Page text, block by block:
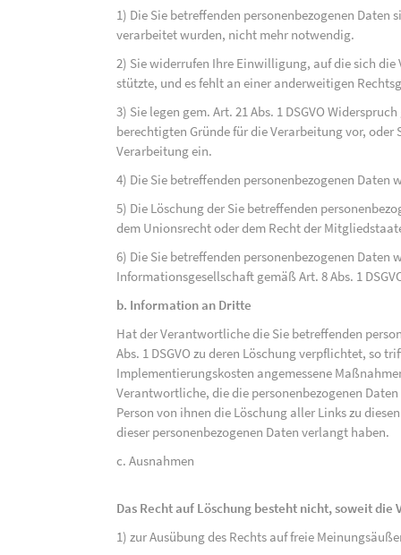
1) Die Sie betreffenden personenbezogenen Daten
verarbeitet wurden, nicht mehr notwendig.
2) Sie widerrufen Ihre Einwilligung, auf die sich die
stützte, und es fehlt an einer anderweitigen
3) Sie legen gem. Art. 21 Abs. 1 DSGVO
berechtigten Gründe für die Verarbeitung vor, oder
Verarbeitung ein.
4) Die Sie betreffenden personenbezogenen
5) Die Löschung der Sie betreffenden
dem Unionsrecht oder dem Recht der
6) Die Sie betreffenden personenbezogenen Daten
Informationsgesellschaft gemäß Art. 8 Abs. 1
b. Information an Dritte
Hat der Verantwortliche die Sie betreffenden
Abs. 1 DSGVO zu deren Löschung verpflichtet, so
Implementierungskosten angemessene
Verantwortliche, die die personenbezogenen
Person von ihnen die Löschung aller Links zu
dieser personenbezogenen Daten verlangt haben.
c. Ausnahmen
Das Recht auf Löschung besteht nicht, soweit
1) zur Ausübung des Rechts auf freie